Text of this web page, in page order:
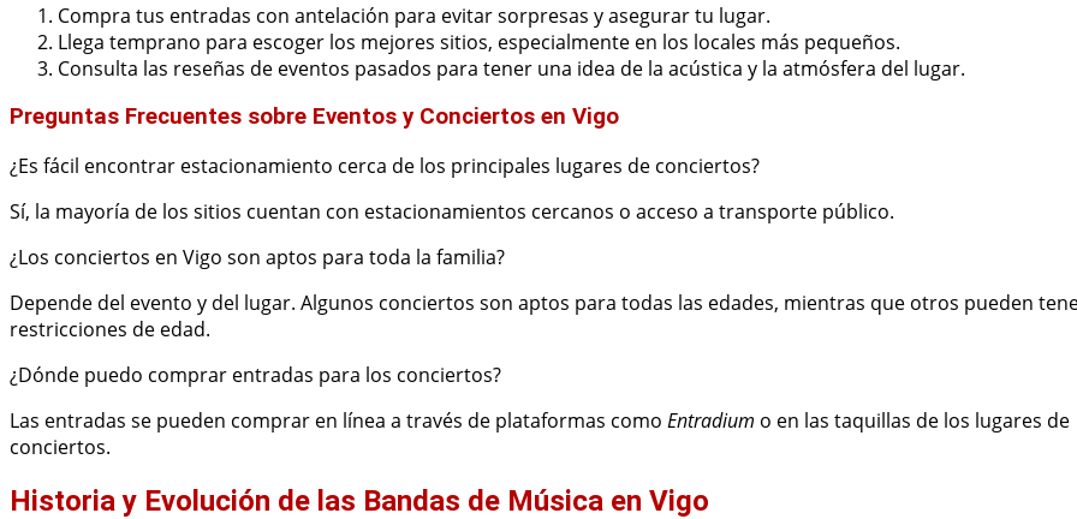
Compra tus entradas con antelación para evitar sorpresas y asegurar tu lugar.
Llega temprano para escoger los mejores sitios, especialmente en los locales más pequeños.
Consulta las reseñas de eventos pasados para tener una idea de la acústica y la atmósfera del lugar.
Preguntas Frecuentes sobre Eventos y Conciertos en Vigo
¿Es fácil encontrar estacionamiento cerca de los principales lugares de conciertos?
Sí, la mayoría de los sitios cuentan con estacionamientos cercanos o acceso a transporte público.
¿Los conciertos en Vigo son aptos para toda la familia?
Depende del evento y del lugar. Algunos conciertos son aptos para todas las edades, mientras que otros pueden
restricciones de edad.
¿Dónde puedo comprar entradas para los conciertos?
Las entradas se pueden comprar en línea a través de plataformas como Entradium o en las taquillas de los lugares de
conciertos.
Historia y Evolución de las Bandas de Música en Vigo